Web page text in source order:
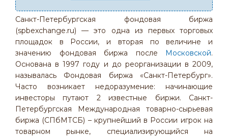
Санкт-Петербургская фондовая биржа
(spbexchange.ru) — это одна из первых торговых
площадок в России, и вторая по величине и
значению фондовая биржа после Московской.
Основана в 1997 году и до реорганизации в 2009,
называлась Фондовая биржа «Санкт-Петербург».
Часто возникает недоразумение: начинающие
инвесторы путают 2 известные биржи. Санкт-
Петербургская Международная товарно-сырьевая
биржа (СПбМТСБ) – крупнейший в России игрок на
товарном рынке, специализирующийся на